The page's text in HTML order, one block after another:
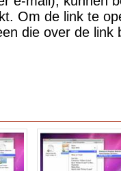
Om de link te
die over de link